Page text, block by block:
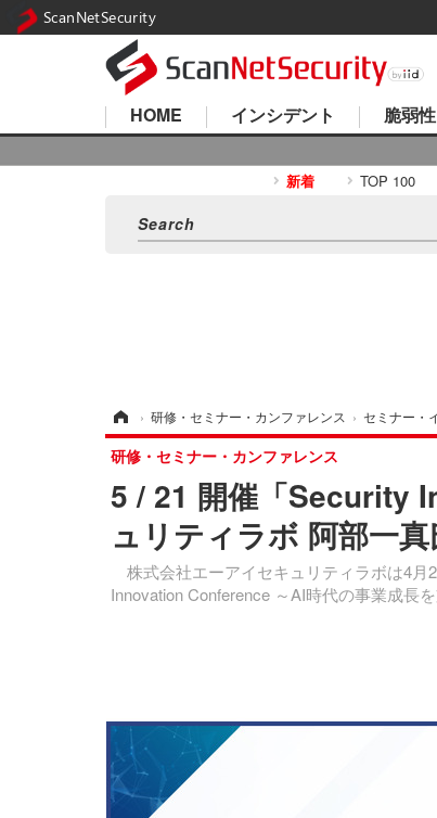
HOME インシデント 脆弱
新着 TOP 100
› 研修・セミナー・カンファレンス › セミナー・
5 / 21 開催「Security
ュリティラボ 阿部一
株式会社エーアイセキュリティラボは4月
Innovation Conference ～AI時代の事業成長
研修・セミナー・カンファレンス
ScanNetSecurity